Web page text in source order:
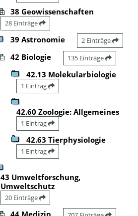
38 Geowissenschaften
28 Einträge
39 Astronomie 2 Einträge
42 Biologie 135 Einträge
42.13 Molekularbiologie
1 Eintrag
42.60 Zoologie: Allgemeines
1 Eintrag
42.63 Tierphysiologie
1 Eintrag
43 Umweltforschung,
Umweltschutz
20 Einträge
44 Medizin